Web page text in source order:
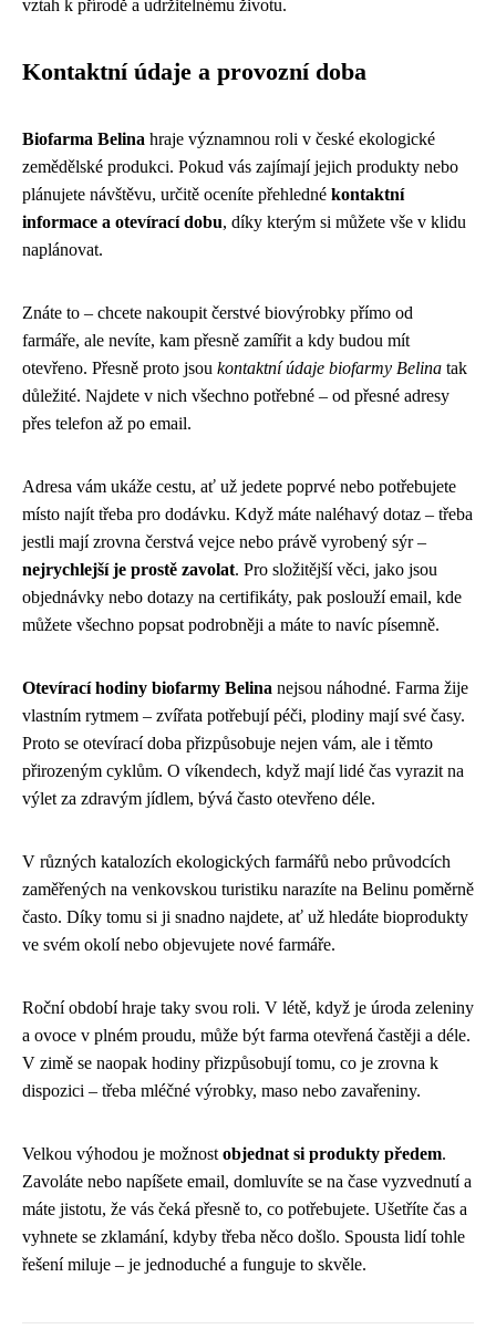
vztah k přírodě a udržitelnému životu.
Kontaktní údaje a provozní doba
Biofarma Belina hraje významnou roli v české ekologické
zemědělské produkci. Pokud vás zajímají jejich produkty nebo
plánujete návštěvu, určitě oceníte přehledné kontaktní
informace a otevírací dobu, díky kterým si můžete vše v klidu
naplánovat.
Znáte to – chcete nakoupit čerstvé biovýrobky přímo od
farmáře, ale nevíte, kam přesně zamířit a kdy budou mít
otevřeno. Přesně proto jsou kontaktní údaje biofarmy Belina tak
důležité. Najdete v nich všechno potřebné – od přesné adresy
přes telefon až po email.
Adresa vám ukáže cestu, ať už jedete poprvé nebo potřebujete
místo najít třeba pro dodávku. Když máte naléhavý dotaz – třeba
jestli mají zrovna čerstvá vejce nebo právě vyrobený sýr –
nejrychlejší je prostě zavolat. Pro složitější věci, jako jsou
objednávky nebo dotazy na certifikáty, pak poslouží email, kde
můžete všechno popsat podrobněji a máte to navíc písemně.
Otevírací hodiny biofarmy Belina nejsou náhodné. Farma žije
vlastním rytmem – zvířata potřebují péči, plodiny mají své časy.
Proto se otevírací doba přizpůsobuje nejen vám, ale i těmto
přirozeným cyklům. O víkendech, když mají lidé čas vyrazit na
výlet za zdravým jídlem, bývá často otevřeno déle.
V různých katalozích ekologických farmářů nebo průvodcích
zaměřených na venkovskou turistiku narazíte na Belinu poměrně
často. Díky tomu si ji snadno najdete, ať už hledáte bioprodukty
ve svém okolí nebo objevujete nové farmáře.
Roční období hraje taky svou roli. V létě, když je úroda zeleniny
a ovoce v plném proudu, může být farma otevřená častěji a déle.
V zimě se naopak hodiny přizpůsobují tomu, co je zrovna k
dispozici – třeba mléčné výrobky, maso nebo zavařeniny.
Velkou výhodou je možnost objednat si produkty předem.
Zavoláte nebo napíšete email, domluvíte se na čase vyzvednutí a
máte jistotu, že vás čeká přesně to, co potřebujete. Ušetříte čas a
vyhnete se zklamání, kdyby třeba něco došlo. Spousta lidí tohle
řešení miluje – je jednoduché a funguje to skvěle.